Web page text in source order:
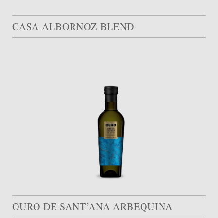
CASA ALBORNOZ BLEND
OURO DE SANT’ANA ARBEQUINA